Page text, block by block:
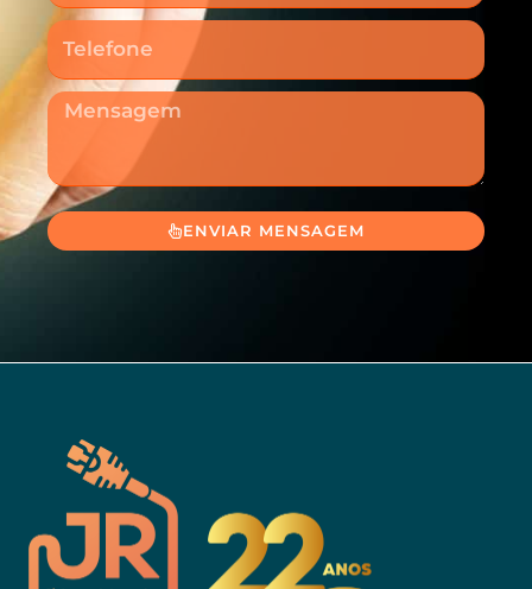
Telefone
Mensagem
ENVIAR MENSAGEM